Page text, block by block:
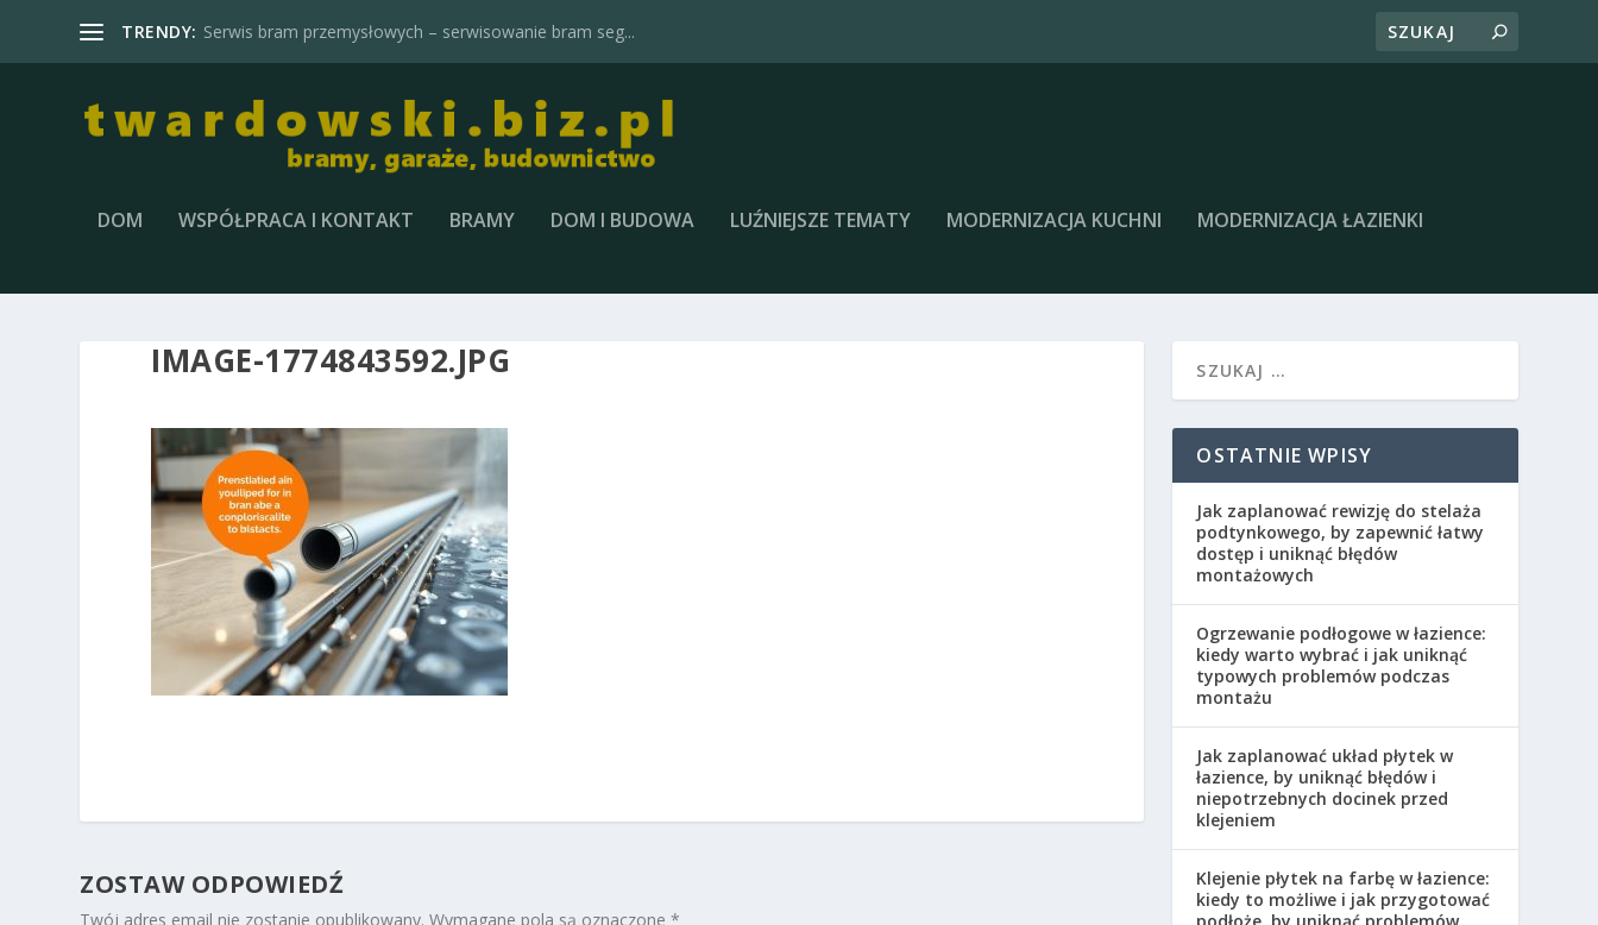
TRENDY: Serwis bram przemysłowych – serwisowanie bram seg...
DOM WSPÓŁPRACA I KONTAKT BRAMY DOM I BUDOWA LUŹNIEJSZE TEMATY MODERNIZACJA KUCHNI MODERNIZACJA ŁAZIENKI
IMAGE-1774843592.JPG
ZOSTAW ODPOWIEDŹ
Twój adres email nie zostanie opublikowany. Wymagane pola są oznaczone*
OSTATNIE WPISY
Jak zaplanować rewizję do stelaża
podtynkowego, by zapewnić łatwy
dostęp i uniknąć błędów
montażowych
Ogrzewanie podłogowe w łazience:
kiedy warto wybrać i jak uniknąć
typowych problemów podczas
montażu
Jak zaplanować układ płytek w
łazience, by uniknąć błędów i
niepotrzebnych docinek przed
klejeniem
Klejenie płytek na farbę w łazience:
kiedy to możliwe i jak przygotować